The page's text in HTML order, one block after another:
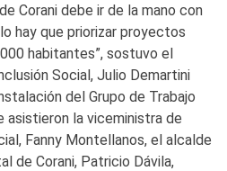
Corani debe ir de la mano con
hay que priorizar proyectos
habitantes”, sostuvo el
Social, Julio Demartini
del Grupo de Trabajo
la viceministra de
Fanny Montellanos, el alcalde
de Corani, Patricio Dávila,